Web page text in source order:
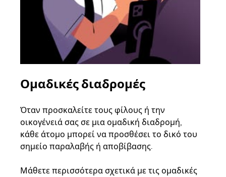
Ομαδικές διαδρομές
Όταν προσκαλείτε τους φίλους ή την
οικογένειά σας σε μια ομαδική διαδρομή,
κάθε άτομο μπορεί να προσθέσει το δικό του
σημείο παραλαβής ή αποβίβασης.
Μάθετε περισσότερα σχετικά με τις ομαδικές